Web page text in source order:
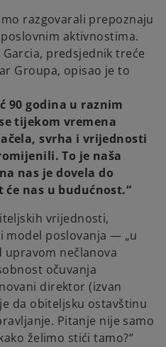
razgovarali prepoznaju
aktivnostima.
predsjednik treće
Groupa, opisao je to
90 godina u raznim
tijekom vremena
svrha i vrijednosti
To je naša
nas je dovela do
nas u budućnost.“
vrijednosti,
model poslovanja — „u
nečlanova
očuvanja
direktor (izvan
da obiteljsku ostavštinu
Pitanje nije samo
želimo stići tamo?“